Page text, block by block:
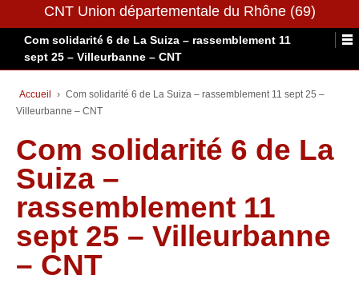
CNT Union départementale du Rhône (69)
Com solidarité 6 de La Suiza – rassemblement 11
sept 25 – Villeurbanne – CNT
Accueil › Com solidarité 6 de La Suiza – rassemblement 11 sept 25 –
Villeurbanne – CNT
Com solidarité 6 de La
Suiza –
rassemblement 11
sept 25 – Villeurbanne
– CNT